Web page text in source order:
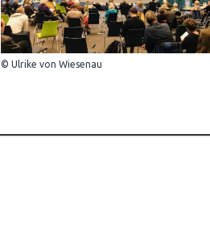
© Ulrike von Wiesenau